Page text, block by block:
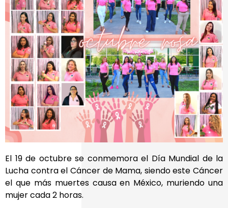
El 19 de octubre se conmemora el Día Mundial de la
Lucha contra el Cáncer de Mama, siendo este Cáncer
el que más muertes causa en México, muriendo una
mujer cada 2 horas.